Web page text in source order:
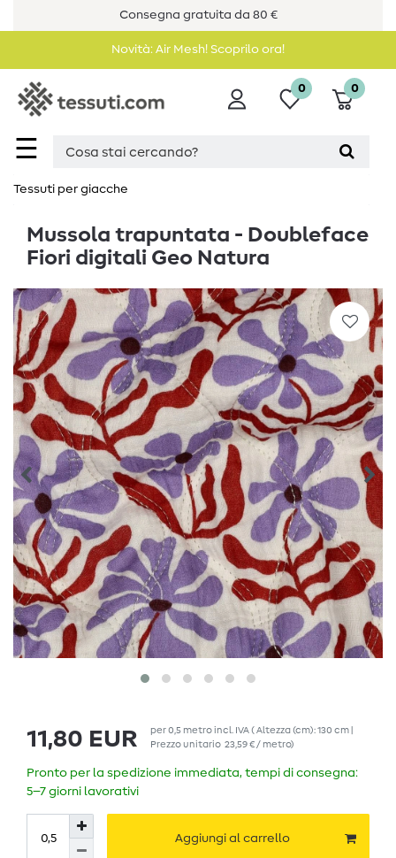
Consegna gratuita da 80 €
Novità: Air Mesh! Scoprilo ora!
☰
0 0
Tessuti per giacche
Mussola trapuntata - Doubleface
Fiori digitali Geo Natura
11,80 EUR per0,5 metro incl. IVA( Altezza (cm): 130 cm |
Prezzo unitario 23,59 € / metro)
Pronto per la spedizione immediata, tempi di consegna:
5–7 giorni lavorativi
Aggiungi al carrello